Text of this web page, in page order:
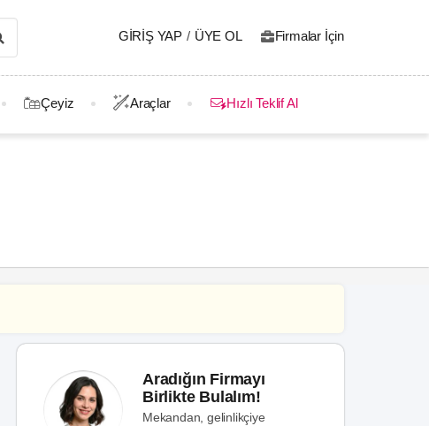
GIRIŞ YAP / ÜYE OL Firmalar İçin
Çeyiz Araçlar Hızlı Teklif Al
Aradığın Firmayı
Birlikte Bulalım!
Mekandan, gelinlikçiye